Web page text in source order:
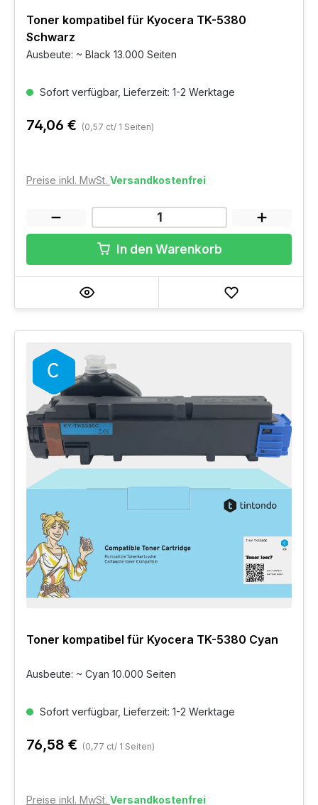
Toner kompatibel für Kyocera TK-5380
Schwarz
Ausbeute: ~ Black 13.000 Seiten
Sofort verfügbar, Lieferzeit: 1-2 Werktage
74,06 € (0,57 ct/ 1 Seiten)
Preise inkl. MwSt. Versandkostenfrei
In den Warenkorb
Toner kompatibel für Kyocera TK-5380 Cyan
Ausbeute: ~ Cyan 10.000 Seiten
Sofort verfügbar, Lieferzeit: 1-2 Werktage
76,58 € (0,77 ct/ 1 Seiten)
Preise inkl. MwSt. Versandkostenfrei